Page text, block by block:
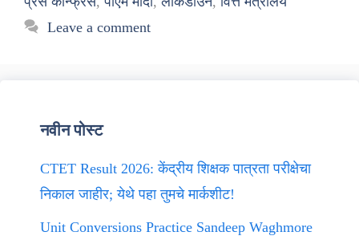
Leave a comment
नवीन पोस्ट
CTET Result 2026: केंद्रीय शिक्षक पात्रता परीक्षेचा
निकाल जाहीर; येथे पहा तुमचे मार्कशीट!
Unit Conversions Practice Sandeep Waghmore